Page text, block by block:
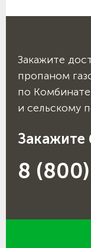
Закажите
пропаном
по
и сельскому
Закажите
8